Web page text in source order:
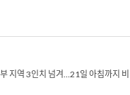
역 3인치 넘겨…21일 아침까지 비